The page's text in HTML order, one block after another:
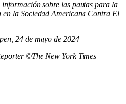
sobre las pautas para la
en la Sociedad Americana Contra El
24 de mayo de 2024
©The New York Times